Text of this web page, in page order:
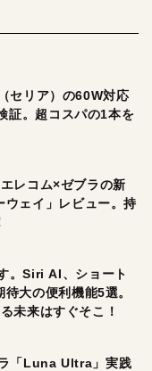
セリア）の60W対応
証。超コスパの1本を
レコム×ゼブラの新
ウェイ」レビュー。持
。Siri AI、ショート
大の便利機能5選。
未来はすぐそこ！
「Luna Ultra」実践